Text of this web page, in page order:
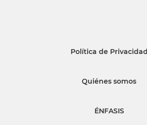
Política de Privacidad
Quiénes somos
ÉNFASIS